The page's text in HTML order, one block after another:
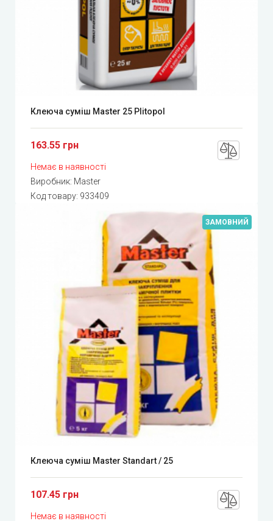
Клеюча суміш Master 25 Plitopol
163.55 грн
Немає в наявності
Виробник: Master
Код товару: 933409
ЗАМОВНИЙ
Клеюча суміш Master Standart / 25
107.45 грн
Немає в наявності